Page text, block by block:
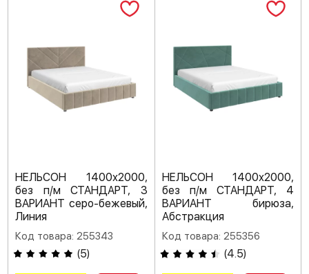
НЕЛЬСОН 1400х2000,
без п/м СТАНДАРТ, 3
ВАРИАНТ серо-бежевый,
Линия
Код товара: 255343
(5)
НЕЛЬСОН 1400х2000,
без п/м СТАНДАРТ, 4
ВАРИАНТ бирюза,
Абстракция
Код товара: 255356
(4.5)